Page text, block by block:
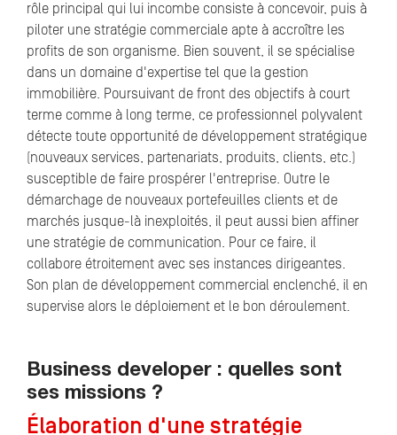
rôle principal qui lui incombe consiste à concevoir, puis à
piloter une stratégie commerciale apte à accroître les
profits de son organisme. Bien souvent, il se spécialise
dans un domaine d'expertise tel que la gestion
immobilière. Poursuivant de front des objectifs à court
terme comme à long terme, ce professionnel polyvalent
détecte toute opportunité de développement stratégique
(nouveaux services, partenariats, produits, clients, etc.)
susceptible de faire prospérer l'entreprise. Outre le
démarchage de nouveaux portefeuilles clients et de
marchés jusque-là inexploités, il peut aussi bien affiner
une stratégie de communication. Pour ce faire, il
collabore étroitement avec ses instances dirigeantes.
Son plan de développement commercial enclenché, il en
supervise alors le déploiement et le bon déroulement.
Business developer : quelles sont
ses missions ?
Élaboration d'une stratégie